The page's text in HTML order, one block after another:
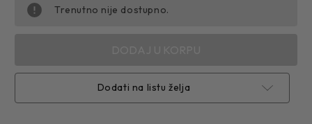
Trenutno nije dostupno.
Dodati na listu želja